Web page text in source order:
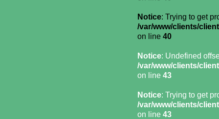
Notice: Trying to get
/var/www/clients/
on line 40
Notice: Undefined
/var/www/clients/
on line 43
Notice: Trying to get
/var/www/clients/
on line 43